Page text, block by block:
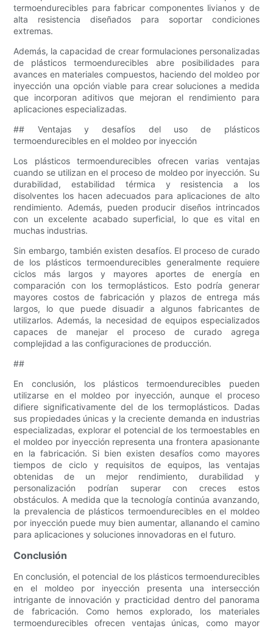
termoendurecibles para fabricar componentes livianos y de
alta resistencia diseñados para soportar condiciones
extremas.
Además, la capacidad de crear formulaciones personalizadas
de plásticos termoendurecibles abre posibilidades para
avances en materiales compuestos, haciendo del moldeo por
inyección una opción viable para crear soluciones a medida
que incorporan aditivos que mejoran el rendimiento para
aplicaciones especializadas.
## Ventajas y desafíos del uso de plásticos
termoendurecibles en el moldeo por inyección
Los plásticos termoendurecibles ofrecen varias ventajas
cuando se utilizan en el proceso de moldeo por inyección. Su
durabilidad, estabilidad térmica y resistencia a los
disolventes los hacen adecuados para aplicaciones de alto
rendimiento. Además, pueden producir diseños intrincados
con un excelente acabado superficial, lo que es vital en
muchas industrias.
Sin embargo, también existen desafíos. El proceso de curado
de los plásticos termoendurecibles generalmente requiere
ciclos más largos y mayores aportes de energía en
comparación con los termoplásticos. Esto podría generar
mayores costos de fabricación y plazos de entrega más
largos, lo que puede disuadir a algunos fabricantes de
utilizarlos. Además, la necesidad de equipos especializados
capaces de manejar el proceso de curado agrega
complejidad a las configuraciones de producción.
##
En conclusión, los plásticos termoendurecibles pueden
utilizarse en el moldeo por inyección, aunque el proceso
difiere significativamente del de los termoplásticos. Dadas
sus propiedades únicas y la creciente demanda en industrias
especializadas, explorar el potencial de los termoestables en
el moldeo por inyección representa una frontera apasionante
en la fabricación. Si bien existen desafíos como mayores
tiempos de ciclo y requisitos de equipos, las ventajas
obtenidas de un mejor rendimiento, durabilidad y
personalización podrían superar con creces estos
obstáculos. A medida que la tecnología continúa avanzando,
la prevalencia de plásticos termoendurecibles en el moldeo
por inyección puede muy bien aumentar, allanando el camino
para aplicaciones y soluciones innovadoras en el futuro.
Conclusión
En conclusión, el potencial de los plásticos termoendurecibles
en el moldeo por inyección presenta una intersección
intrigante de innovación y practicidad dentro del panorama
de fabricación. Como hemos explorado, los materiales
termoendurecibles ofrecen ventajas únicas, como mayor